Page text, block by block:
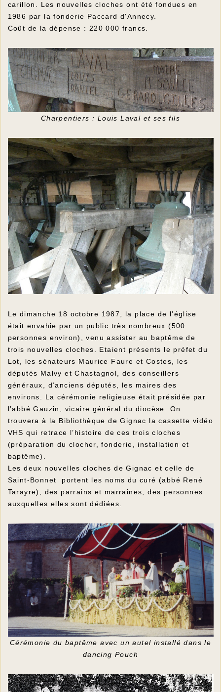
carillon. Les nouvelles cloches ont été fondues en
1986 par la fonderie Paccard d'Annecy.
Coût de la dépense : 220 000 francs.
Charpentiers : Louis Laval et ses fils
Le dimanche 18 octobre 1987, la place de l’église
était envahie par un public très nombreux (500
personnes environ), venu assister au baptême de
trois nouvelles cloches. Etaient présents le préfet du
Lot, les sénateurs Maurice Faure et Costes, les
députés Malvy et Chastagnol, des conseillers
généraux, d’anciens députés, les maires des
environs. La cérémonie religieuse était présidée par
l’abbé Gauzin, vicaire général du diocèse. On
trouvera à la Bibliothèque de Gignac la cassette vidéo
VHS qui retrace l’histoire de ces trois cloches
(préparation du clocher, fonderie, installation et
baptême).
Les deux nouvelles cloches de Gignac et celle de
Saint-Bonnet portent les noms du curé (abbé René
Tarayre), des parrains et marraines, des personnes
auxquelles elles sont dédiées.
Cérémonie du baptême avec un autel installé dans le
dancing Pouch